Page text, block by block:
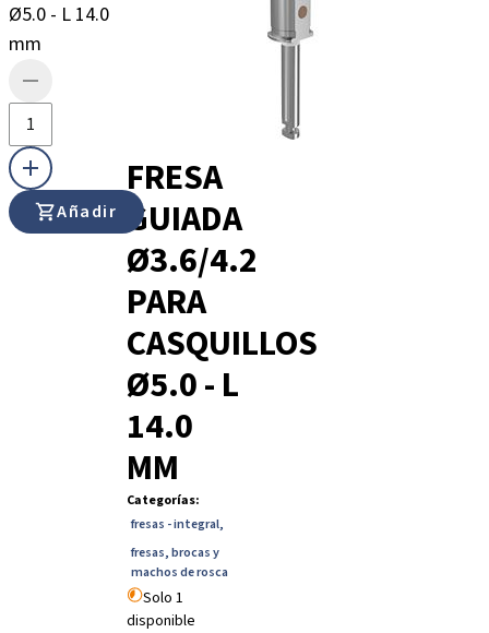
Ø5.0 - L 14.0
mm
Añadir
FRESA
GUIADA
Ø3.6/4.2
PARA
CASQUILLOS
Ø5.0 - L
14.0
MM
Categorías:
fresas - integral,
fresas, brocas y
machos de rosca
Solo 1
disponible